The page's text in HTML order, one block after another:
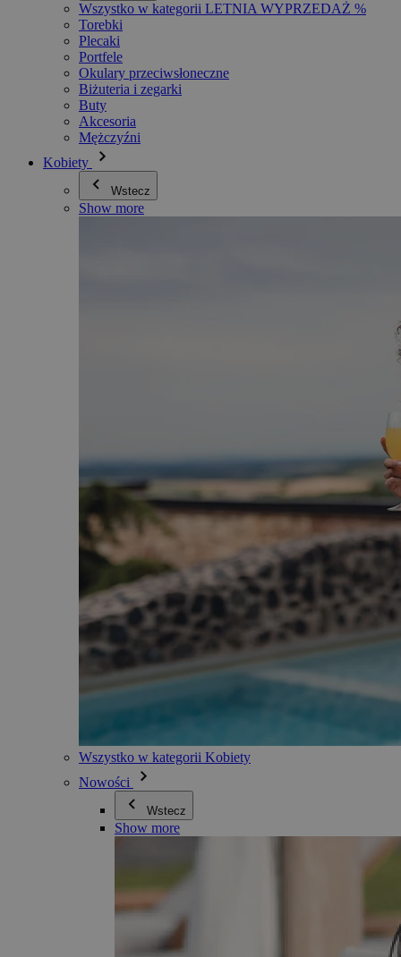
Wszystko w kategorii LETNIA WYPRZEDAŻ %
Torebki
Plecaki
Portfele
Okulary przeciwsłoneczne
Biżuteria i zegarki
Buty
Akcesoria
Mężczyźni
Kobiety
Wstecz
Show more
Wszystko w kategorii Kobiety
Nowości
Wstecz
Show more